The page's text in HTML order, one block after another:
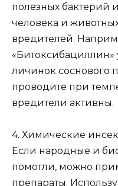
полезных бактерий
человека и
вредителей.
«Битоксибациллин»
личинок соснового
проводите при
вредители активны.
4. Химические
Если народные и
помогли, можно
препараты.